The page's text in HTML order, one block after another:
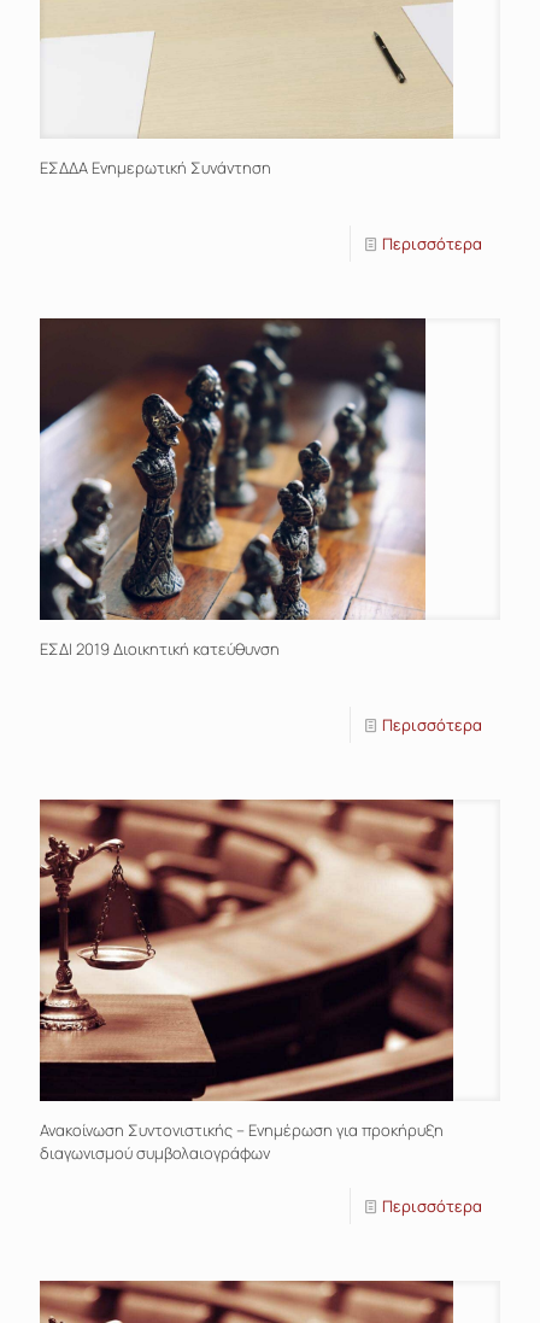
EΣΔΔΑ Ενημερωτική Συνάντηση
Περισσότερα
EΣΔΙ 2019 Διοικητική κατεύθυνση
Περισσότερα
Ανακοίνωση Συντονιστικής – Ενημέρωση για προκήρυξη
διαγωνισμού συμβολαιογράφων
Περισσότερα